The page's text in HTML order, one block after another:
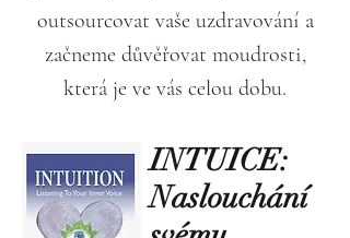
outsourcovat vaše uzdravování a
začneme důvěřovat moudrosti,
která je ve vás celou dobu.
INTUICE:
Naslouchání